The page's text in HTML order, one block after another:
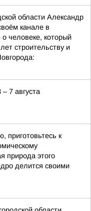
области Александр
канале в
человеке, который
строительству и
7 августа
приготовьтесь к
природа этого
делится своими